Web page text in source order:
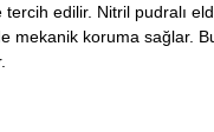
edilir. Nitril pudralı
mekanik koruma sağlar.